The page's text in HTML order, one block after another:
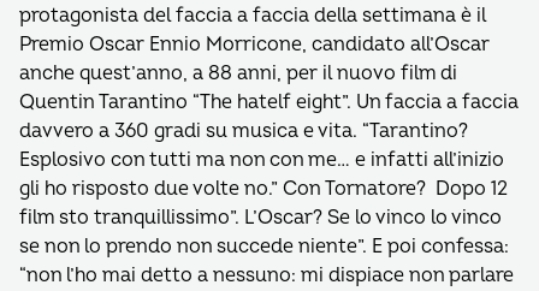
protagonista del faccia a faccia della settimana è il
Premio Oscar Ennio Morricone, candidato all’Oscar
anche quest’anno, a 88 anni, per il nuovo film di
Quentin Tarantino “The hatelf eight”. Un faccia a faccia
davvero a 360 gradi su musica e vita. “Tarantino?
Esplosivo con tutti ma non con me… e infatti all’inizio
gli ho risposto due volte no.” Con Tornatore? Dopo 12
film sto tranquillissimo”. L’Oscar? Se lo vinco lo vinco
se non lo prendo non succede niente”. E poi confessa:
“non l’ho mai detto a nessuno: mi dispiace non parlare